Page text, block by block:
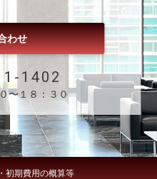
わせ
1402
〜１８：３０
初期費用の概算等